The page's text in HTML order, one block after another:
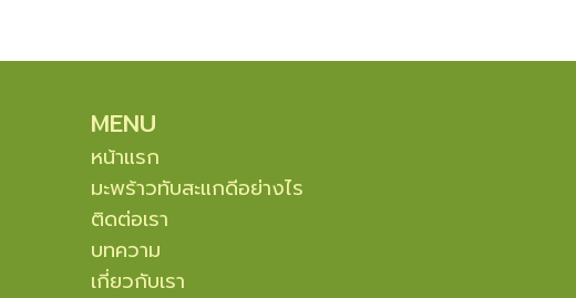
MENU
หน้าแรก
มะพร้าวทับสะแกดีอย่างไร
ติดต่อเรา
บทความ
เกี่ยวกับเรา